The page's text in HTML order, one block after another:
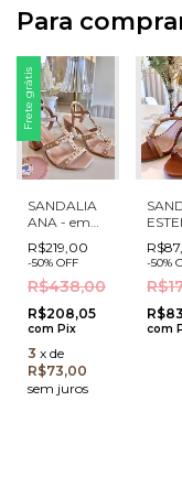
Para
Frete grátis
SANDALIA
ANA - em
couro
R$219,00
-50% OFF
R$438,00
R$208,05
com Pix
3 x de
R$73,00
sem juros
-50%
com